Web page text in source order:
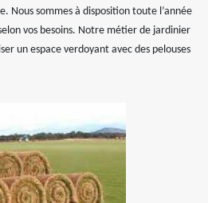
Nous sommes à disposition toute l’année
vos besoins. Notre métier de jardinier
un espace verdoyant avec des pelouses